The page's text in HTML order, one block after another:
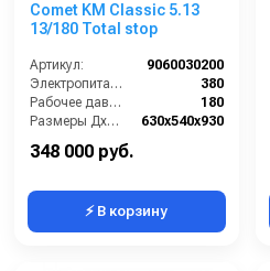
Comet KM Classic 5.13
13/180 Total stop
Артикул:
9060030200
Электропитание (В):
380
Рабочее давление (бар):
180
Размеры ДхШхВ (мм):
630x540x930
348 000 руб.
⚡ В корзину